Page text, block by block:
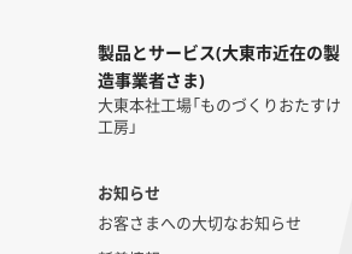
製品とサービス(大東市近在の製
造事業者さま)
大東本社工場「ものづくりおたすけ
工房」
お知らせ
お客さまへの大切なお知らせ